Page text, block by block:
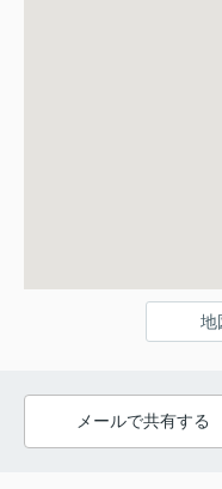
地
メールで共有する